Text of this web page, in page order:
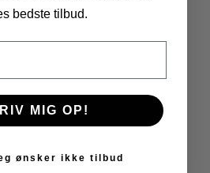
bedste tilbud.
MIG OP!
ønsker ikke tilbud